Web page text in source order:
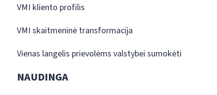
VMI kliento profilis
VMI skaitmeninė transformacija
Vienas langelis prievolėms valstybei sumokėti
NAUDINGA